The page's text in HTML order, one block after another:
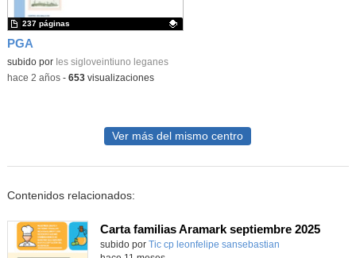
PGA
Contenido educativo.
subido por Ies sigloveintiuno leganes
237 páginas
-hace 2 años- 653visualizaciones
Ver más del mismo centro
Contenidos relacionados:
Carta familias Aramark septiembre 2025
subido por Tic cp leonfelipe sansebastian